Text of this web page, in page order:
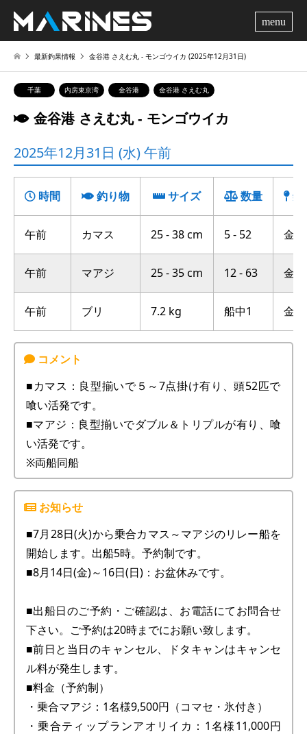
最新釣果情報 金谷港 さえむ丸 ‐ モンゴウイカ (2025年12月31日)
千葉 内房東京湾 金谷港 金谷港 さえむ丸
金谷港 さえむ丸 ‐ モンゴウイカ
2025年12月31日 (水) 午前
時間 釣り物 サイズ 数量 釣
午前 カマス 25 - 38 cm 5 - 52 金
午前 マアジ 25 - 35 cm 12 - 63 金
午前 ブリ 7.2 kg 船中1 金
■カマス：良型揃いで５～7点掛け有り、頭52匹で
喰い活発です。
■マアジ：良型揃いでダブル＆トリプルが有り、喰
い活発です。
※両船同船
■7月28日(火)から乗合カマス～マアジのリレー船を
開始します。出船5時。予約制です。
■8月14日(金)～16日(日)：お盆休みです。
■出船日のご予約・ご確認は、お電話にてお問合せ
下さい。ご予約は20時までにお願い致します。
■前日と当日のキャンセル、ドタキャンはキャンセ
ル料が発生します。
■料金（予約制）
・乗合マアジ：1名様9,500円（コマセ・氷付き）
・乗合ティップランアオリイカ：1名様11,000円